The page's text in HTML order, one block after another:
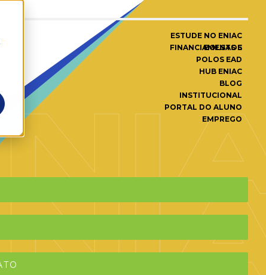
ESTUDE NO ENIAC
BOLSAS E FINANCIAMENTOS
POLOS EAD
HUB ENIAC
BLOG
INSTITUCIONAL
PORTAL DO ALUNO
EMPREGO